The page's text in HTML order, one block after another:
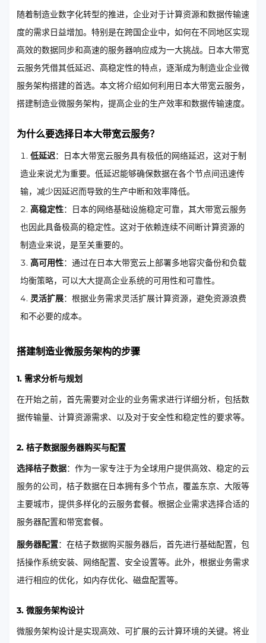
随着制造业数字化转型的推进，企业对于计算资源和数据传输速
度的需求日益增加。特别是在跨国企业中，如何在不同地区实现
高效的数据同步和高速的服务器响应成为一大挑战。日本大带宽
云服务凭借其低延迟、高稳定性的特点，逐渐成为制造业企业微
服务架构搭建的首选。本文将介绍如何利用日本大带宽云服务，
搭建制造业微服务架构，提高企业的生产效率和数据传输速度。
为什么要选择日本大带宽云服务？
低延迟：日本大带宽云服务具有极低的网络延迟，这对于制
造业来说尤为重要。低延迟能够确保数据在各个节点间迅速传
输，减少因延迟而导致的生产中断和效率降低。
高稳定性：日本的网络基础设施稳定可靠，其大带宽云服务
也因此具备极高的稳定性。这对于依赖连续不间断计算资源的
制造业来说，是至关重要的。
高可用性：通过在日本大带宽云上部署多地容灾备份和负载
均衡策略，可以大大提高企业系统的可用性和可靠性。
灵活扩展：根据业务需求灵活扩展计算资源，避免资源浪费
和不必要的成本。
搭建制造业微服务架构的步骤
1. 需求分析与规划
在开始之前，首先需要对企业的业务需求进行详细分析，包括数
据传输量、计算资源需求、以及对于安全性和稳定性的要求等。
2. 桔子数据服务器购买与配置
选择桔子数据：作为一家专注于为全球用户提供高效、稳定的云
服务的公司，桔子数据在日本拥有多个节点，覆盖东京、大阪等
主要城市，提供多样化的云服务套餐。根据企业需求选择合适的
服务器配置和带宽套餐。
服务器配置：在桔子数据购买服务器后，首先进行基础配置，包
括操作系统安装、网络配置、安全设置等。此外，根据业务需求
进行相应的优化，如内存优化、磁盘配置等。
3. 微服务架构设计
微服务架构设计是实现高效、可扩展的云计算环境的关键。将业